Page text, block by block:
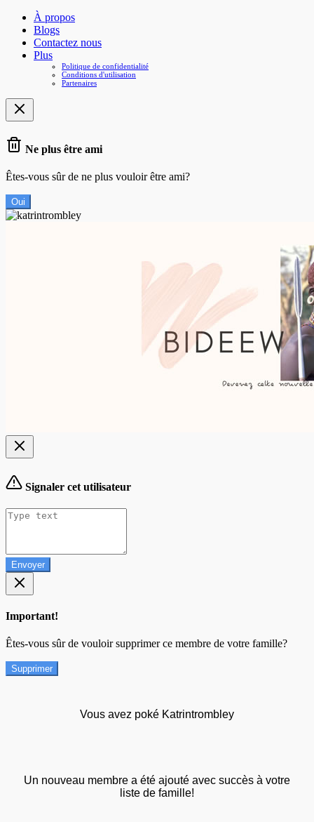
À propos
Blogs
Contactez nous
Plus
Politique de confidentialité
Conditions d'utilisation
Partenaires
Ne plus être ami
Êtes-vous sûr de ne plus vouloir être ami?
Oui
Signaler cet utilisateur
Envoyer
Important!
Êtes-vous sûr de vouloir supprimer ce membre de votre famille?
Supprimer
Vous avez poké Katrintrombley
Un nouveau membre a été ajouté avec succès à votre
liste de famille!